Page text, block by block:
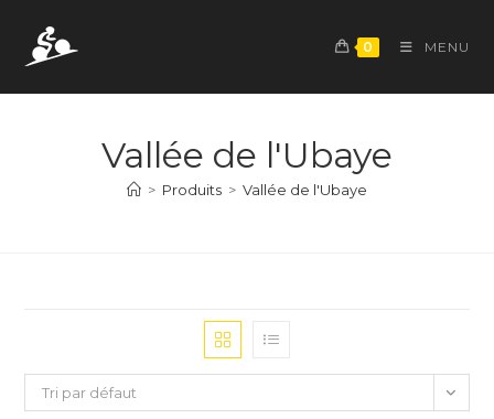
content
0 MENU
Vallée de l'Ubaye
> Produits > Vallée de l'Ubaye
Tri par défaut